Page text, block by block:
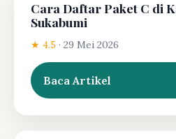
Cara Daftar Paket C di
Sukabumi
★ 4.5 · 29 Mei 2026
Baca Artikel